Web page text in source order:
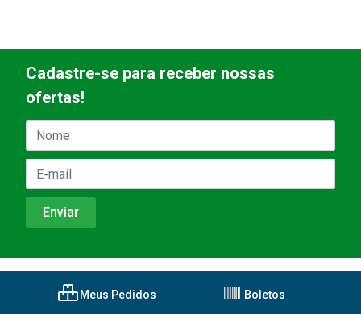
Cadastre-se para receber nossas
ofertas!
Meus Pedidos Boletos